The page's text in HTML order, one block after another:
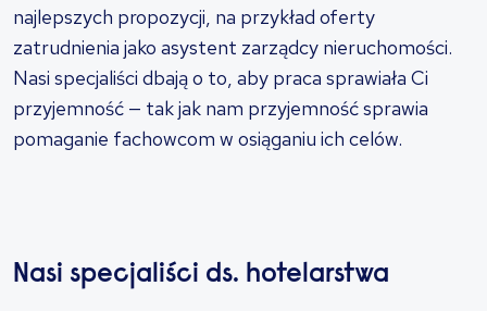
najlepszych propozycji, na przykład oferty
zatrudnienia jako asystent zarządcy nieruchomości.
Nasi specjaliści dbają o to, aby praca sprawiała Ci
przyjemność — tak jak nam przyjemność sprawia
pomaganie fachowcom w osiąganiu ich celów.
Nasi specjaliści ds. hotelarstwa